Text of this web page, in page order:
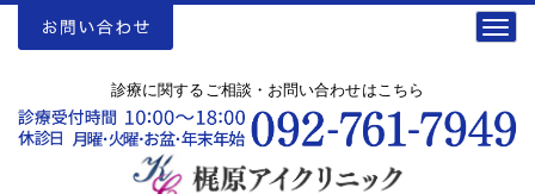
診療に関するご相談・お問い合わせはこちら